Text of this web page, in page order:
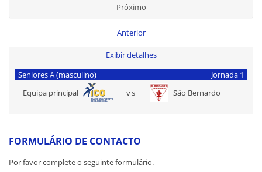
Próximo
Anterior
Exibir detalhes
Seniores A (masculino)
Jornada 1
Equipa principal
vs São Bernardo
FORMULÁRIO DE CONTACTO
Por favor complete o seguinte formulário.